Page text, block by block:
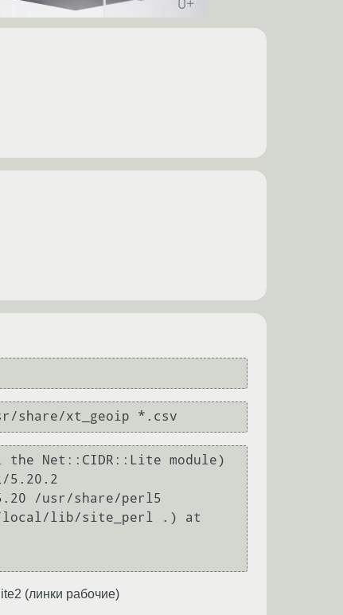
share/xt_geoip *.csv
the Net::CIDR::Lite module)
5.20.2
/usr/share/perl5
local/lib/site_perl .) at
(линки рабочие)